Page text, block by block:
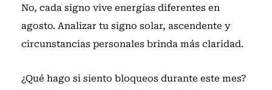
No, cada signo vive energías diferentes en
agosto. Analizar tu signo solar, ascendente y
circunstancias personales brinda más claridad.
¿Qué hago si siento bloqueos durante este mes?